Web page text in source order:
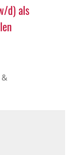
d) als
&